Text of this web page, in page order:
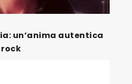
un’anima autentica